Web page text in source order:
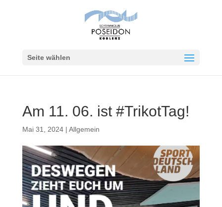
Seite wählen
Am 11. 06. ist #TrikotTag!
Mai 31, 2024| Allgemein